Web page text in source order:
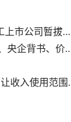
743家公司披露业绩预告 石油和化工上市公司暂拔头筹
柠檬酸磷酐复肥爆品发布：进
中办 国办印发